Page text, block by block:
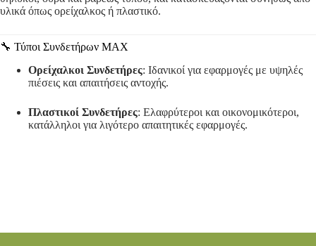
υλικά όπως ορείχαλκος ή πλαστικό.
🔧 Τύποι Συνδετήρων ΜΑΧ
Ορείχαλκοι Συνδετήρες: Ιδανικοί για εφαρμογές με υψηλές
πιέσεις και απαιτήσεις αντοχής.
Πλαστικοί Συνδετήρες: Ελαφρύτεροι και οικονομικότεροι,
κατάλληλοι για λιγότερο απαιτητικές εφαρμογές.